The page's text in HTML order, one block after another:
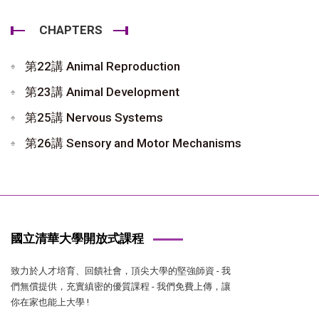
CHAPTERS
第22講 Animal Reproduction
第23講 Animal Development
第25講 Nervous Systems
第26講 Sensory and Motor Mechanisms
國立清華大學開放式課程
致力於人才培育、回饋社會，頂尖大學的堅強師資 - 我
們無償提供，充實縝密的優質課程 - 我們免費上傳，讓
你在家也能上大學 !